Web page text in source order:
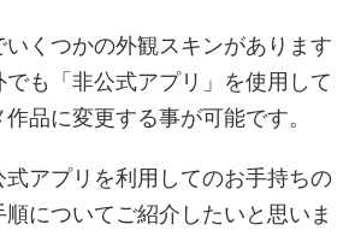
くつかの外観スキンがあります
も「非公式アプリ」を使用して
品に変更する事が可能です。
式アプリを利用してのお手持ちの
についてご紹介したいと思いま